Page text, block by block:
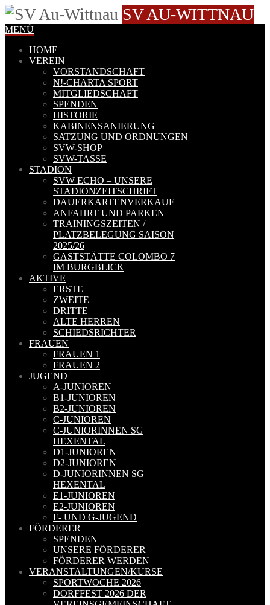
SV AU-WITTNAU
MENÜ
HOME
VEREIN
VORSTANDSCHAFT
N!-CHARTA SPORT
MITGLIEDSCHAFT
SPENDEN
HISTORIE
KABINENSANIERUNG
SATZUNG UND ORDNUNGEN
SVW-SHOP
SVW-TASSE
STADION
SVW ECHO – UNSERE
STADIONZEITSCHRIFT
DAUERKARTENVERKAUF
ANFAHRT UND PARKEN
TRAININGSZEITEN /
PLATZBELEGUNG SAISON
2025/26
GASTSTÄTTE COLOMBO 7
IM BURGBLICK
AKTIVE
ERSTE
ZWEITE
DRITTE
ALTE HERREN
SCHIEDSRICHTER
FRAUEN
FRAUEN 1
FRAUEN 2
JUGEND
A-JUNIOREN
B1-JUNIOREN
B2-JUNIOREN
C-JUNIOREN
C-JUNIORINNEN SG
HEXENTAL
D1-JUNIOREN
D2-JUNIOREN
D-JUNIORINNEN SG
HEXENTAL
E1-JUNIOREN
E2-JUNIOREN
F- UND G-JUGEND
FÖRDERER
SPENDEN
UNSERE FÖRDERER
FÖRDERER WERDEN
VERANSTALTUNGEN/KURSE
SPORTWOCHE 2026
DORFFEST 2026 DER